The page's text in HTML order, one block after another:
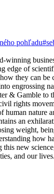
pohľadu
winning
edge of
they can be
engrossing
& Gamble to
rights
human nature
an
weight,
how
new
and our lives.